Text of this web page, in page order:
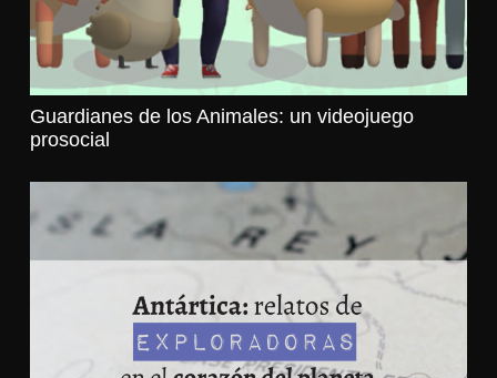
Guardianes de los Animales: un videojuego
prosocial